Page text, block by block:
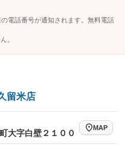
電話番号が通知されます。無料電話
。
留米店
大字白壁２１００
MAP